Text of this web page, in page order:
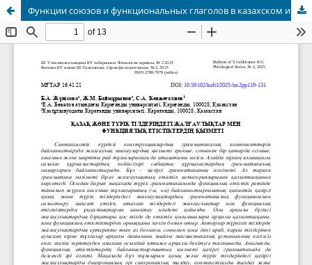
Функции союзов и функциональных глаголов в казахском и турецком языках